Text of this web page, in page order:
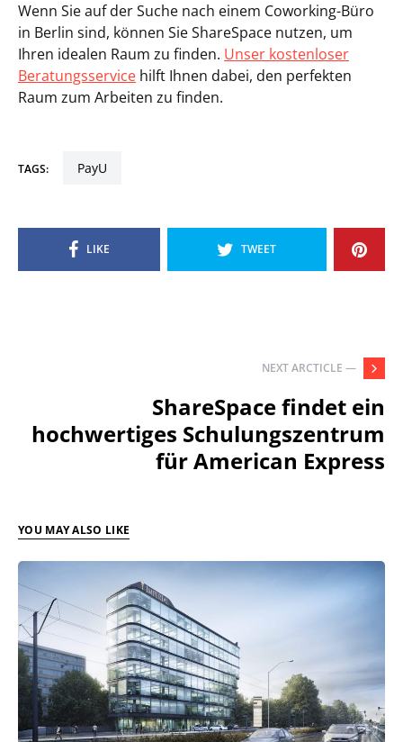
Wenn Sie auf der Suche nach einem Coworking-Büro
in Berlin sind, können Sie ShareSpace nutzen, um
Ihren idealen Raum zu finden. Unser kostenloser
Beratungsservice hilft Ihnen dabei, den perfekten
Raum zum Arbeiten zu finden.
TAGS: PayU
LIKE TWEET
NEXT ARCTICLE —
ShareSpace findet ein
hochwertiges Schulungszentrum
für American Express
YOU MAY ALSO LIKE